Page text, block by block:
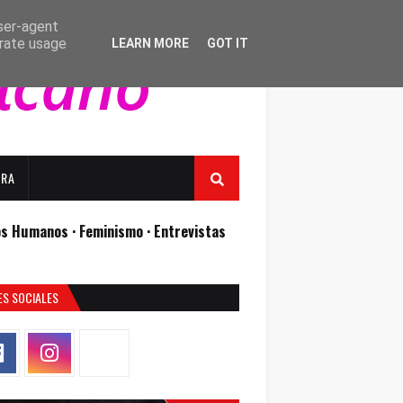
Humanos · Feminismo · Entrevistas
SOCIALES
agent
usage
LEARN MORE GOT IT